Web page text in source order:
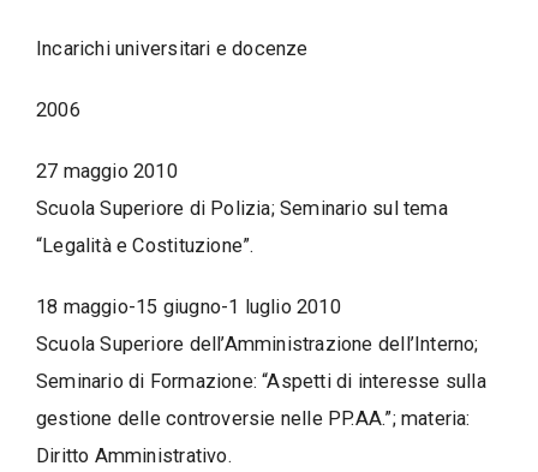
Incarichi universitari e docenze
2006
27 maggio 2010
Scuola Superiore di Polizia; Seminario sul tema
“Legalità e Costituzione”.
18 maggio-15 giugno-1 luglio 2010
Scuola Superiore dell’Amministrazione dell’Interno;
Seminario di Formazione: “Aspetti di interesse sulla
gestione delle controversie nelle PP.AA.”; materia:
Diritto Amministrativo.